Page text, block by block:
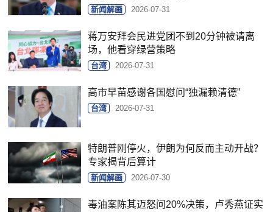
新闻解画 2026-07-31
蒋万安拜会民进党团不到20分钟被请离
场，他看穿绿营策略
台湾 2026-07-31
高市早苗感谢各国慰问“独漏赖清德”
台湾 2026-07-31
特朗普刚停火，伊朗为何反而主动开战？
专家揭背后算计
新闻解画 2026-07-30
毒油案陈其迈怒问20%决策，卢秀燕证实